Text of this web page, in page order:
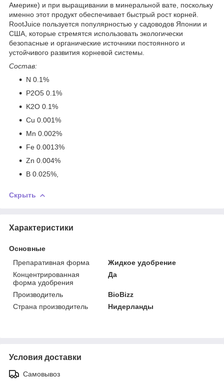
Америке) и при выращивании в минеральной вате, поскольку
именно этот продукт обеспечивает быстрый рост корней.
RootJuice пользуется популярностью у садоводов Японии и
США, которые стремятся использовать экологически
безопасные и органические источники постоянного и
устойчивого развития корневой системы.
Состав:
N 0.1%
P2O5 0.1%
K2O 0.1%
Cu 0.001%
Mn 0.002%
Fe 0.0013%
Zn 0.004%
B 0.025%,
Скрыть
Характеристики
Основные
Препаративная форма
Жидкое удобрение
Концентрированная
форма удобрения
Да
Производитель
BioBizz
Страна производитель
Нидерланды
Условия доставки
Самовывоз